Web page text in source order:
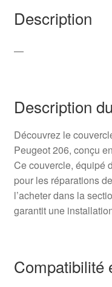
Description
—
Description
Découvrez le
Peugeot 206, conçu
Ce couvercle, équipé
pour les réparations
l’acheter dans la
garantit une
Compatibilité